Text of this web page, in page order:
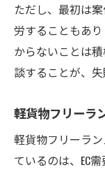
ただし、最初は
労することもあ
からないことは
談することが、失
軽貨物フリーラ
軽貨物フリーラ
ているのは、EC